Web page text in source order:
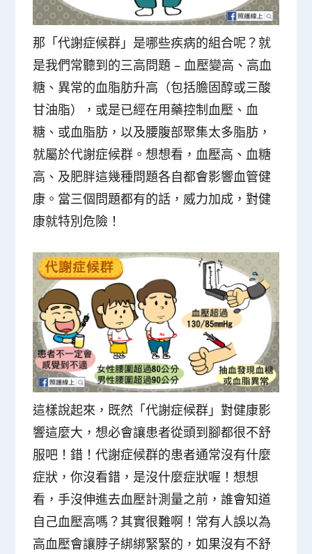
那「代謝症候群」是哪些疾病的組合呢？就
是我們常聽到的三高問題 – 血壓變高、高血
糖、異常的血脂肪升高（包括膽固醇或三酸
甘油脂），或是已經在用藥控制血壓、血
糖、或血脂肪，以及腰腹部聚集太多脂肪，
就屬於代謝症候群 。想想看，血壓高、血糖
高、及肥胖這幾種問題各自都會影響血管健
康。當三個問題都有的話，威力加成，對健
康就特別危險！
這樣說起來，既然「代謝症候群」對健康影
響這麼大，想必會讓患者從頭到腳都很不舒
服吧！錯！代謝症候群的患者通常沒有什麼
症狀，你沒看錯，是沒什麼症狀喔！想想
看，手沒伸進去血壓計測量之前，誰會知道
自己血壓高嗎？其實很難啊！常有人誤以為
高血壓會讓脖子綁綁緊緊的，如果沒有不舒